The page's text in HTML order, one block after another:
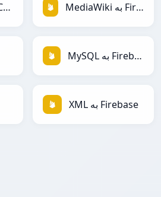
MediaWiki به CSV MediaWiki به Firebase
MySQL به Firebase
XML به Firebase